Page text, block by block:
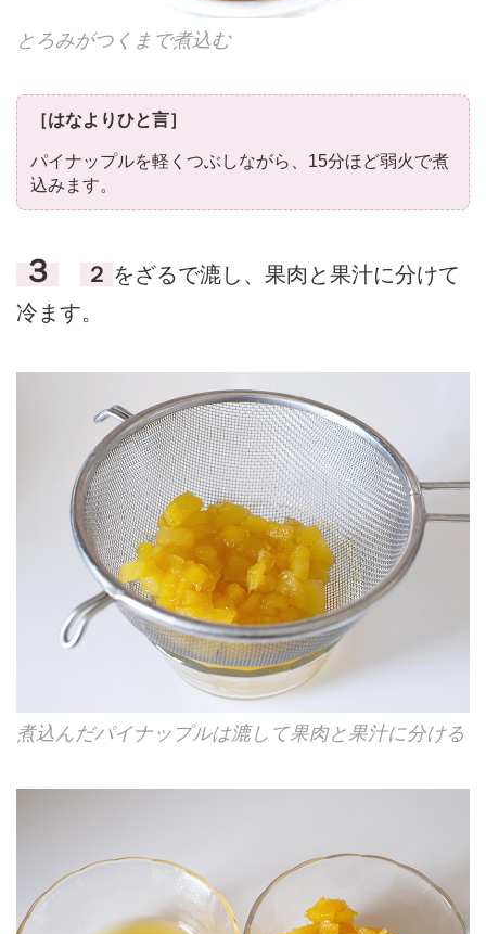
とろみがつくまで煮込む
［はなよりひと言］
パイナップルを軽くつぶしながら、15分ほど弱火で煮
込みます。
３ ２ をざるで漉し、果肉と果汁に分けて
冷ます。
煮込んだパイナップルは漉して果肉と果汁に分ける